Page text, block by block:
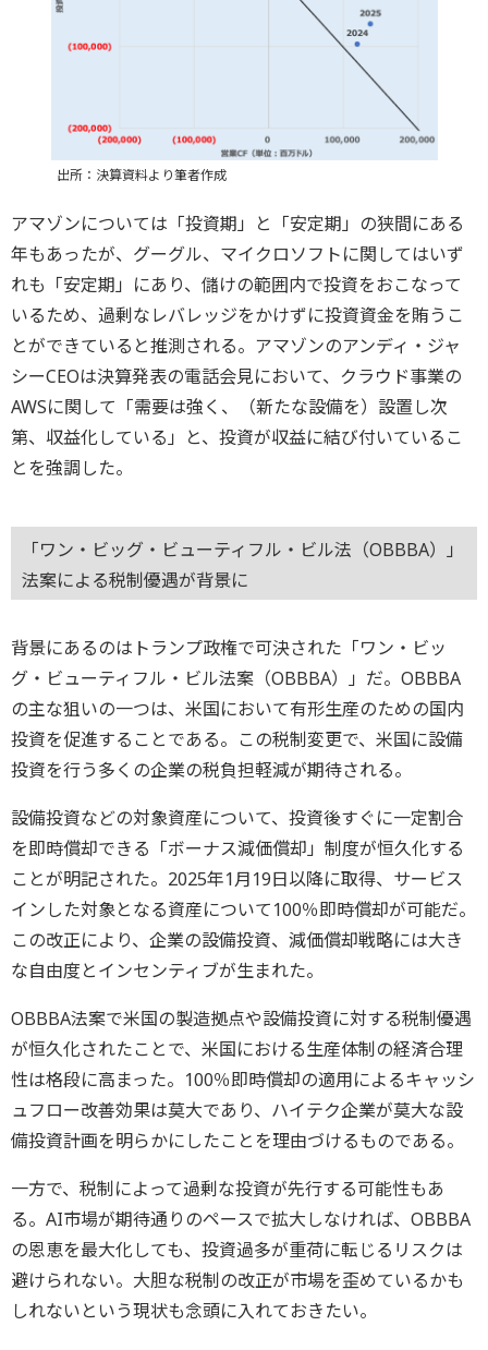
出所：決算資料より筆者作成
アマゾンについては「投資期」と「安定期」の狭間にある
年もあったが、グーグル、マイクロソフトに関してはいず
れも「安定期」にあり、儲けの範囲内で投資をおこなって
いるため、過剰なレバレッジをかけずに投資資金を賄うこ
とができていると推測される。アマゾンのアンディ・ジャ
シーCEOは決算発表の電話会見において、クラウド事業の
AWSに関して「需要は強く、（新たな設備を）設置し次
第、収益化している」と、投資が収益に結び付いているこ
とを強調した。
「ワン・ビッグ・ビューティフル・ビル法（OBBBA）」
法案による税制優遇が背景に
背景にあるのはトランプ政権で可決された「ワン・ビッ
グ・ビューティフル・ビル法案（OBBBA）」だ。OBBBA
の主な狙いの一つは、米国において有形生産のための国内
投資を促進することである。この税制変更で、米国に設備
投資を行う多くの企業の税負担軽減が期待される。
設備投資などの対象資産について、投資後すぐに一定割合
を即時償却できる「ボーナス減価償却」制度が恒久化する
ことが明記された。2025年1月19日以降に取得、サービス
インした対象となる資産について100％即時償却が可能だ。
この改正により、企業の設備投資、減価償却戦略には大き
な自由度とインセンティブが生まれた。
OBBBA法案で米国の製造拠点や設備投資に対する税制優遇
が恒久化されたことで、米国における生産体制の経済合理
性は格段に高まった。100％即時償却の適用によるキャッシ
ュフロー改善効果は莫大であり、ハイテク企業が莫大な設
備投資計画を明らかにしたことを理由づけるものである。
一方で、税制によって過剰な投資が先行する可能性もあ
る。AI市場が期待通りのペースで拡大しなければ、OBBBA
の恩恵を最大化しても、投資過多が重荷に転じるリスクは
避けられない。大胆な税制の改正が市場を歪めているかも
しれないという現状も念頭に入れておきたい。